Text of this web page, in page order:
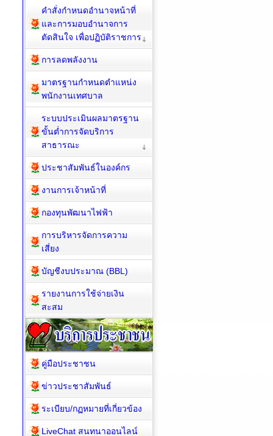
คำสั่งกำหนดอำนาจหน้าที่
และการมอบอำนาจการ
ตัดสินใจ เพื่อปฏิบัติราชการ
การลดพลังงาน
มาตรฐานกำหนดตำแหน่ง
พนักงานเทศบาล
ระบบประเมินผลมาตรฐาน
ขั้นต่ำการจัดบริการ
สาธารณะ
ประชาสัมพันธ์ในองค์กร
งานการเจ้าหน้าที่
กองทุนพัฒนาไฟฟ้า
การบริหารจัดการความ
เสี่ยง
บัญชีงบประมาณ (BBL)
รายงานการใช้จ่ายเงิน
สะสม
คู่มือประชาชน
ข่าวประชาสัมพันธ์
ระเบียบ/กฏหมายที่เกี่ยวข้อง
LiveChat สนทนาออนไลน์